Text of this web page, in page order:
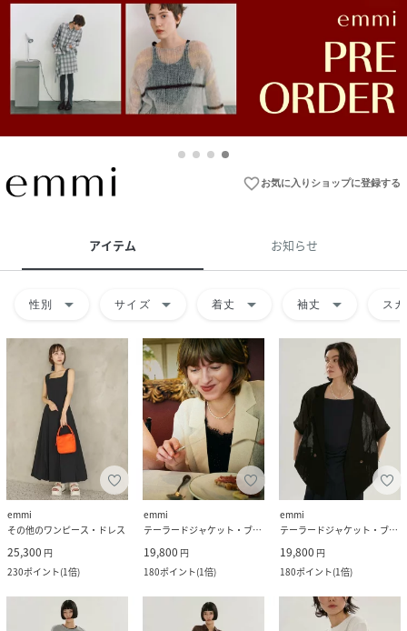
favorite_borderお気に入りショップに登録する
アイテム お知らせ
性別 arrow_drop_down サイズ arrow_drop_down 着丈 arrow_drop_down 袖丈 arrow_drop_down ス
emmi
その他のワンピース・ドレス
25,300 円
230ポイント(1倍)
emmi
テーラードジャケット・ブレザー
19,800 円
180ポイント(1倍)
emmi
テーラードジャケット・ブレザー
19,800 円
180ポイント(1倍)